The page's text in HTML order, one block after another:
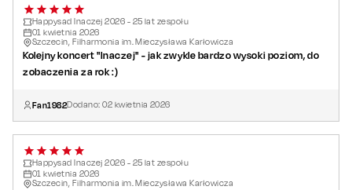
Happysad Inaczej 2026 - 25 lat zespołu
01 kwietnia 2026
Szczecin, Filharmonia im. Mieczysława Karłowicza
Kolejny koncert "Inaczej" - jak zwykle bardzo wysoki poziom, do
zobaczenia za rok :)
Fan1982Dodano:02 kwietnia 2026
Happysad Inaczej 2026 - 25 lat zespołu
01 kwietnia 2026
Szczecin, Filharmonia im. Mieczysława Karłowicza